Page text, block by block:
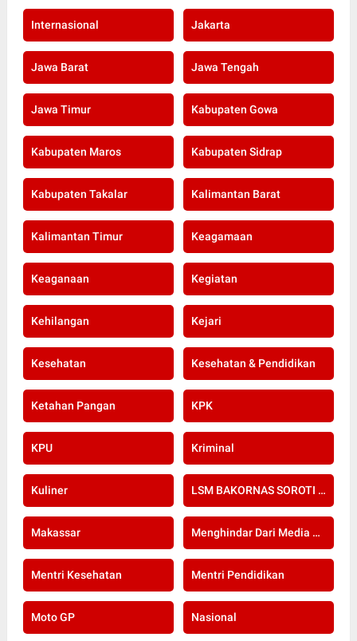
Internasional Jakarta
Jawa Barat Jawa Tengah
Jawa Timur Kabupaten Gowa
Kabupaten Maros Kabupaten Sidrap
Kabupaten Takalar Kalimantan Barat
Kalimantan Timur Keagamaan
Keaganaan Kegiatan
Kehilangan Kejari
Kesehatan Kesehatan & Pendidikan
Ketahan Pangan KPK
KPU Kriminal
Kuliner LSM BAKORNAS SOROTI RE-SERTIFIKASI KOMPETENSI APOTEKER YANG DI SELENGGARAKAN OLEH KOLEGIUM FARMASI
Makassar Menghindar Dari Media Setelah Terbongkar Kasus Dugaan Gratifikasi Komisioner KPU Kota Bogor
Mentri Kesehatan Mentri Pendidikan
Moto GP Nasional